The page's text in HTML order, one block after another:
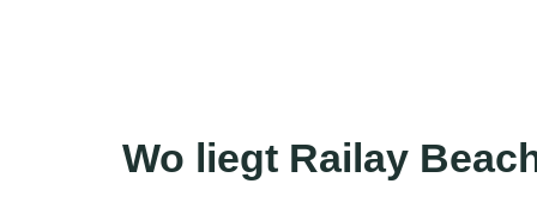
Wo liegt Railay